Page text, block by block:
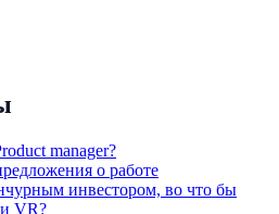
manager?
о работе
инвестором, во что бы
VR?